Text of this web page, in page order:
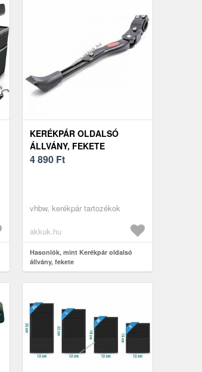
KERÉKPÁR OLDALSÓ
ÁLLVÁNY, FEKETE
4 890 Ft
vhbw, kerékpár tartozékok
akkuk.hu
Hasonlók, mint Kerékpár oldalsó
állvány, fekete